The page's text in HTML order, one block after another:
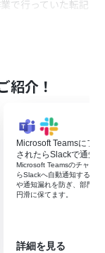
で行っていた転記
択し、「チャネ
アクションを設定
し、「テキスト
投稿されたメッセ
す。
ンで、抽出したデ
紹介！
Microsoft Teamsにフ
されたらSlackで通知
Microsoft Teamsのチャネ
らSlackへ自動通知するフ
や通知漏れを防ぎ、部門間
円滑に保てます。
詳細を見る